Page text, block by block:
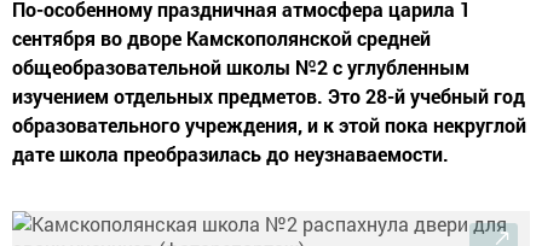
По-особенному праздничная атмосфера царила 1
сентября во дворе Камскополянской средней
общеобразовательной школы №2 с углубленным
изучением отдельных предметов. Это 28-й учебный год
образовательного учреждения, и к этой пока некруглой
дате школа преобразилась до неузнаваемости.